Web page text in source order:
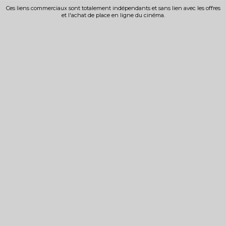
Ces liens commerciaux sont totalement indépendants et sans lien avec les offres
et l'achat de place en ligne du cinéma.